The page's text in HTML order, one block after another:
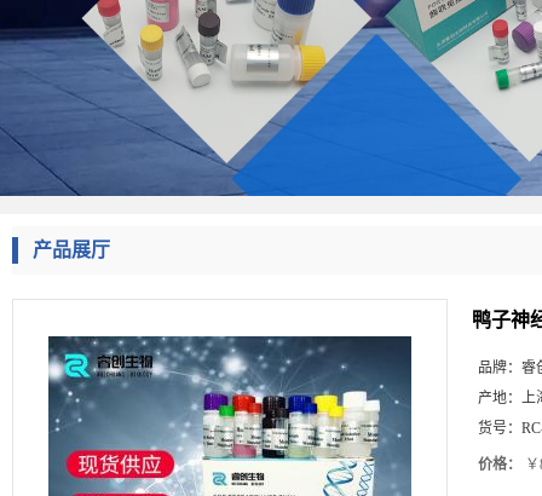
产品展厅
鸭子神
品牌： 睿
产地： 上
货号：
价格：